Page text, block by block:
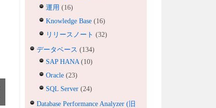
運用 (16)
Knowledge Base (16)
リリースノート (32)
データベース (134)
SAP HANA (10)
Oracle (23)
SQL Server (24)
Database Performance Analyzer (旧